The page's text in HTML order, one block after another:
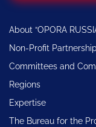
About “OPORA
Non-Profit Partnership
Committees and
Regions
Expertise
The Bureau for the